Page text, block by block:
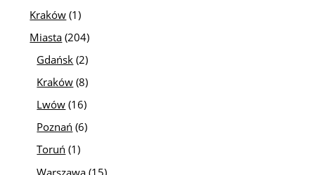
Kraków (1)
Miasta (204)
Gdańsk (2)
Kraków (8)
Lwów (16)
Poznań (6)
Toruń (1)
Warszawa (15)